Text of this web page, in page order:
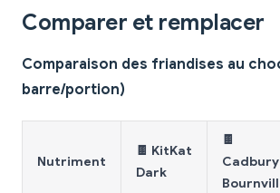
Comparer et remplacer
Comparaison des friandises au
barre/portion)
Nutriment
🍫 KitKat
Dark
🍫
Cadbury